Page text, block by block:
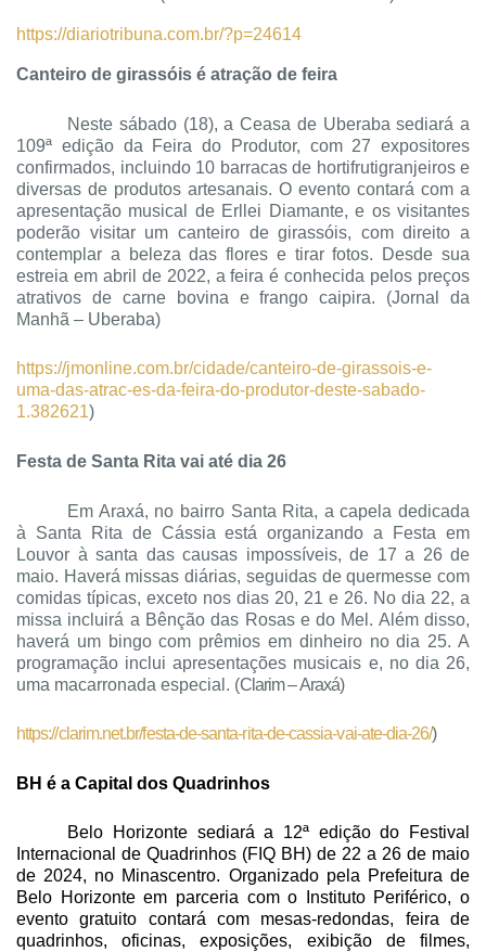
https://diariotribuna.com.br/?p=24614
Canteiro de girassóis é atração de feira
Neste sábado (18), a Ceasa de Uberaba sediará a
109ª edição da Feira do Produtor, com 27 expositores
confirmados, incluindo 10 barracas de hortifrutigranjeiros e
diversas de produtos artesanais. O evento contará com a
apresentação musical de Erllei Diamante, e os visitantes
poderão visitar um canteiro de girassóis, com direito a
contemplar a beleza das flores e tirar fotos. Desde sua
estreia em abril de 2022, a feira é conhecida pelos preços
atrativos de carne bovina e frango caipira. (Jornal da
Manhã – Uberaba)
https://jmonline.com.br/cidade/canteiro-de-girassois-e-
uma-das-atrac-es-da-feira-do-produtor-deste-sabado-
1.382621)
Festa de Santa Rita vai até dia 26
Em Araxá, no bairro Santa Rita, a capela dedicada
à Santa Rita de Cássia está organizando a Festa em
Louvor à santa das causas impossíveis, de 17 a 26 de
maio. Haverá missas diárias, seguidas de quermesse com
comidas típicas, exceto nos dias 20, 21 e 26. No dia 22, a
missa incluirá a Bênção das Rosas e do Mel. Além disso,
haverá um bingo com prêmios em dinheiro no dia 25. A
programação inclui apresentações musicais e, no dia 26,
uma macarronada especial. (Clarim – Araxá)
https://clarim.net.br/festa-de-santa-rita-de-cassia-vai-ate-dia-26/)
BH é a Capital dos Quadrinhos
Belo Horizonte sediará a 12ª edição do Festival
Internacional de Quadrinhos (FIQ BH) de 22 a 26 de maio
de 2024, no Minascentro. Organizado pela Prefeitura de
Belo Horizonte em parceria com o Instituto Periférico, o
evento gratuito contará com mesas-redondas, feira de
quadrinhos, oficinas, exposições, exibição de filmes,